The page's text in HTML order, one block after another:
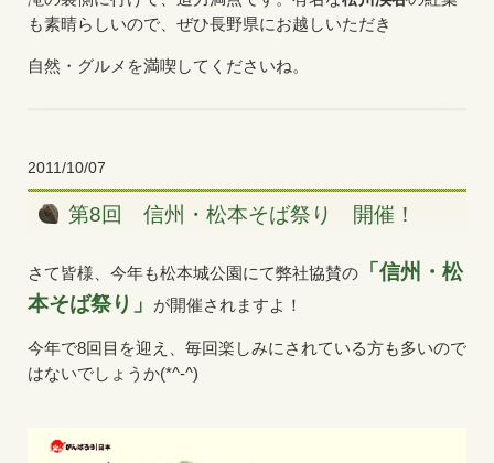
も素晴らしいので、ぜひ長野県にお越しいただき
自然・グルメを満喫してくださいね。
2011/10/07
第8回 信州・松本そば祭り 開催！
さて皆様、今年も松本城公園にて弊社協賛の
「信州・松
本そば祭り」
が開催されますよ！
今年で8回目を迎え、毎回楽しみにされている方も多いので
はないでしょうか(*^-^)